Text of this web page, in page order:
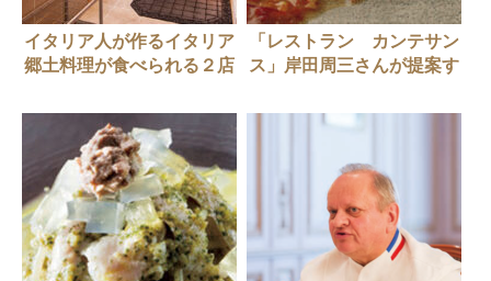
イタリア人が作るイタリア
郷土料理が食べられる２店
「レストラン カンテサン
ス」岸田周三さんが提案す